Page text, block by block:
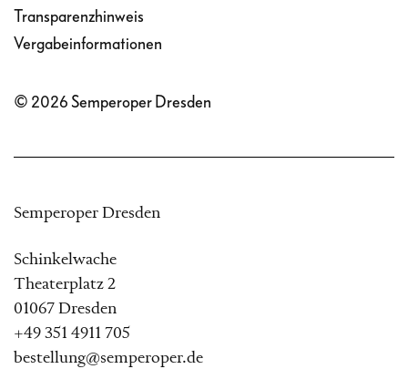
Transparenzhinweis
Vergabeinformationen
© 2026 Semperoper Dresden
Semperoper Dresden
Schinkelwache
Theaterplatz 2
01067 Dresden
+49 351 4911 705
bestellung@semperoper.de